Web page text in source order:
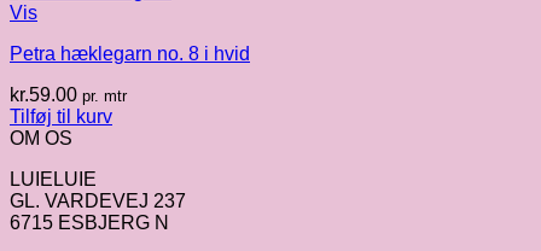
Vis
Petra hæklegarn no. 8 i hvid
kr.59.00 pr. mtr
Tilføj til kurv
OM OS
LUIELUIE
GL. VARDEVEJ 237
6715 ESBJERG N